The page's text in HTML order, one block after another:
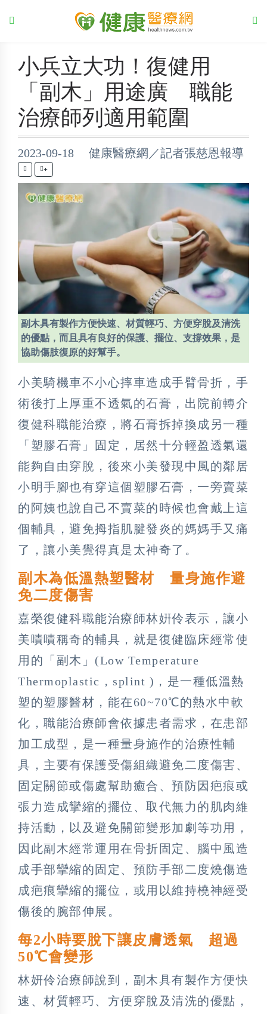
小兵立大功！復健用
「副木」用途廣 職能
治療師列適用範圍
2023-09-18 健康醫療網／記者張慈恩報導
+
副木具有製作方便快速、材質輕巧、方便穿脫及清洗
的優點，而且具有良好的保護、擺位、支撐效果，是
協助傷肢復原的好幫手。
小美騎機車不小心摔車造成手臂骨折，手
術後打上厚重不透氣的石膏，出院前轉介
復健科職能治療，將石膏拆掉換成另一種
「塑膠石膏」固定，居然十分輕盈透氣還
能夠自由穿脫，後來小美發現中風的鄰居
小明手腳也有穿這個塑膠石膏，一旁賣菜
的阿姨也說自己不賣菜的時候也會戴上這
個輔具，避免拇指肌腱發炎的媽媽手又痛
了，讓小美覺得真是太神奇了。
副木為低溫熱塑醫材 量身施作避
免二度傷害
嘉榮復健科職能治療師林姸伶表示，讓小
美嘖嘖稱奇的輔具，就是復健臨床經常使
用的「副木」(Low Temperature
Thermoplastic，splint )，是一種低溫熱
塑的塑膠醫材，能在60~70℃的熱水中軟
化，職能治療師會依據患者需求，在患部
加工成型，是一種量身施作的治療性輔
具，主要有保護受傷組織避免二度傷害、
固定關節或傷處幫助癒合、預防因疤痕或
張力造成攣縮的擺位、取代無力的肌肉維
持活動，以及避免關節變形加劇等功用，
因此副木經常運用在骨折固定、腦中風造
成手部攣縮的固定、預防手部二度燒傷造
成疤痕攣縮的擺位，或用以維持橈神經受
傷後的腕部伸展。
每2小時要脫下讓皮膚透氣 超過
50℃會變形
林妍伶治療師說到，副木具有製作方便快
速、材質輕巧、方便穿脫及清洗的優點，